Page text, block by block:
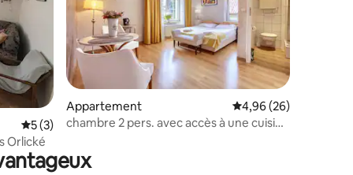
: 4,84 sur 5
Évaluation moyenne sur la base de 3 commentaires : 5 sur 5
5 (3)
Orlické
Appartement Évaluation moyenne
4,96 (26)
chambre 2 pers. avec accès à une cuisine